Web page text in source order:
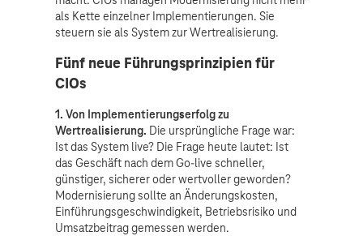
als Kette einzelner Implementierungen. Sie
steuern sie als System zur Wertrealisierung.
Fünf neue Führungsprinzipien für
CIOs
1. Von Implementierungserfolg zu
Wertrealisierung. Die ursprüngliche Frage war:
Ist das System live? Die Frage heute lautet: Ist
das Geschäft nach dem Go-live schneller,
günstiger, sicherer oder wertvoller geworden?
Modernisierung sollte an Änderungskosten,
Einführungsgeschwindigkeit, Betriebsrisiko und
Umsatzbeitrag gemessen werden.